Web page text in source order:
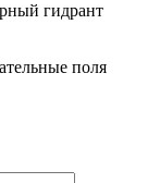
гидрант
поля